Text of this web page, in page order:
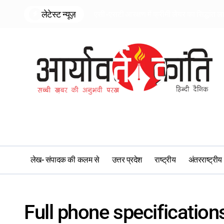
लेटेस्ट न्यूज़
लेख- संपादक की कलम से उत्तर प्रदेश राष्ट्रीय अंतरराष्ट्रीय
Full phone